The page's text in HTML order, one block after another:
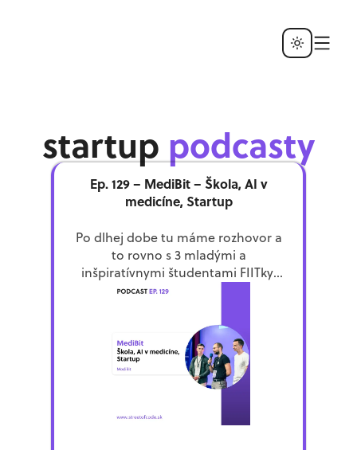
startup podcasty
Ep. 129 – MediBit – Škola, AI v
medicíne, Startup
Po dlhej dobe tu máme rozhovor a
to rovno s 3 mladými a
inšpiratívnymi študentami FIITky,
ktorí si založili medicínsky startup
a medicínu.